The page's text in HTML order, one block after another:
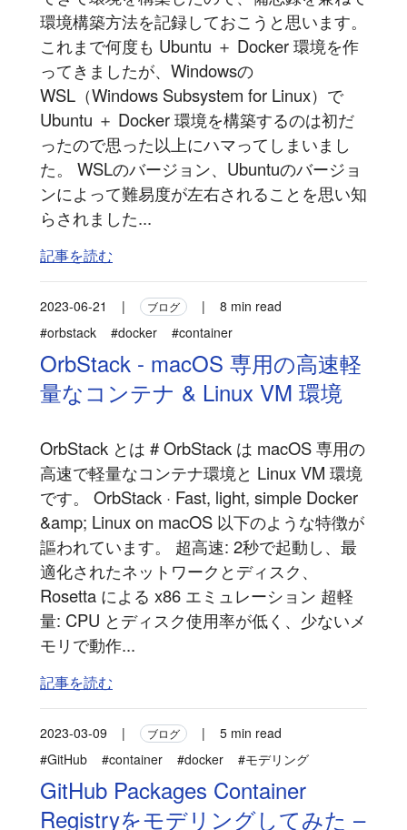
環境構築方法を記録しておこうと思います。
これまで何度も Ubuntu ＋ Docker 環境を作
ってきましたが、Windowsの
WSL（Windows Subsystem for Linux）で
Ubuntu ＋ Docker 環境を構築するのは初だ
ったので思った以上にハマってしまいまし
た。 WSLのバージョン、Ubuntuのバージョ
ンによって難易度が左右されることを思い知
らされました...
記事を読む
2023-06-21 | ブログ |
8 min read
#orbstack
#docker #container
OrbStack - macOS 専用の高速軽
量なコンテナ & Linux VM 環境
OrbStack とは # OrbStack は macOS 専用の
高速で軽量なコンテナ環境と Linux VM 環境
です。 OrbStack · Fast, light, simple Docker
&amp; Linux on macOS 以下のような特徴が
謳われています。 超高速: 2秒で起動し、最
適化されたネットワークとディスク、
Rosetta による x86 エミュレーション 超軽
量: CPU とディスク使用率が低く、少ないメ
モリで動作...
記事を読む
2023-03-09 | ブログ |
5 min read
#GitHub
#container #docker #モデリング
GitHub Packages Container
Registryをモデリングしてみた –